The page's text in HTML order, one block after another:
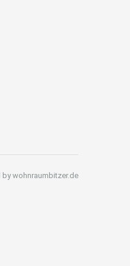
wohnraumbitzer.de